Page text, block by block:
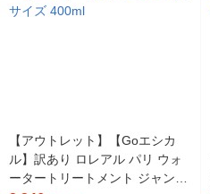
【アウトレット】【Goエシカ
ル】訳あり ロレアル パリ ウォ
ータートリートメント ジャンボ